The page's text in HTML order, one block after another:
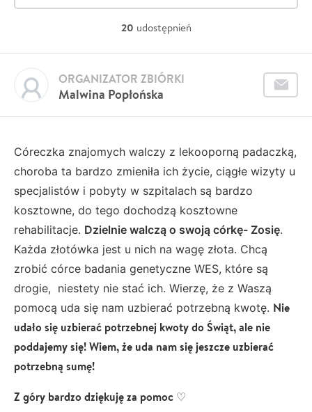
20 udostępnień
Malwina Popłońska
ORGANIZATOR ZBIÓRKI
Córeczka znajomych walczy z lekooporną padaczką,
choroba ta bardzo zmieniła ich życie, ciągłe wizyty u
specjalistów i pobyty w szpitalach są bardzo
kosztowne, do tego dochodzą kosztowne
rehabilitacje. Dzielnie walczą o swoją córkę- Zosię.
Każda złotówka jest u nich na wagę złota. Chcą
zrobić córce badania genetyczne WES, które są
drogie, niestety nie stać ich. Wierzę, że z Waszą
pomocą uda się nam uzbierać potrzebną kwotę. Nie
udało się uzbierać potrzebnej kwoty do Świąt, ale nie
poddajemy się! Wiem, że uda nam się jeszcze uzbierać
potrzebną sumę!
Z góry bardzo dziękuję za pomoc ♡